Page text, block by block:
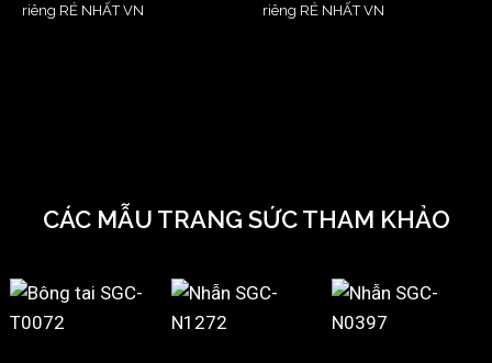
riêng RẺ NHẤT VN
riêng RẺ NHẤT VN
CÁC MẪU TRANG SỨC THAM KHẢO